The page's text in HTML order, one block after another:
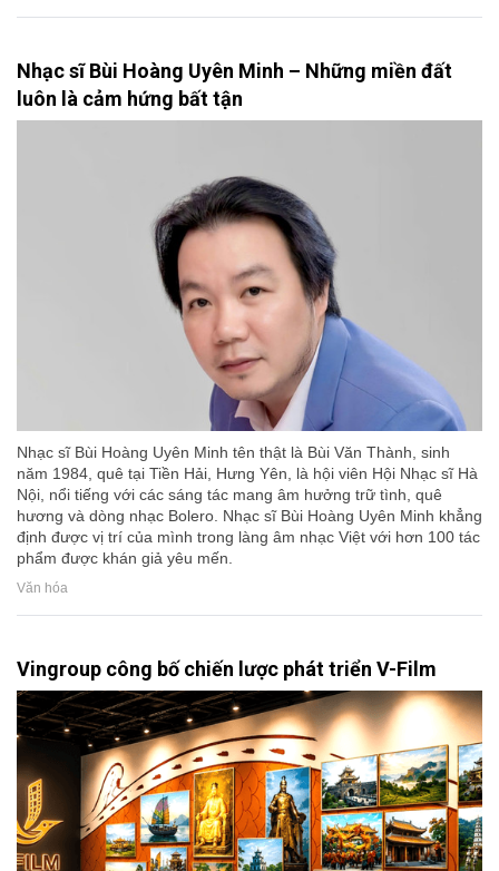
Nhạc sĩ Bùi Hoàng Uyên Minh – Những miền đất
luôn là cảm hứng bất tận
Nhạc sĩ Bùi Hoàng Uyên Minh tên thật là Bùi Văn Thành, sinh
năm 1984, quê tại Tiền Hải, Hưng Yên, là hội viên Hội Nhạc sĩ Hà
Nội, nổi tiếng với các sáng tác mang âm hưởng trữ tình, quê
hương và dòng nhạc Bolero. Nhạc sĩ Bùi Hoàng Uyên Minh khẳng
định được vị trí của mình trong làng âm nhạc Việt với hơn 100 tác
phẩm được khán giả yêu mến.
Văn hóa
Vingroup công bố chiến lược phát triển V-Film